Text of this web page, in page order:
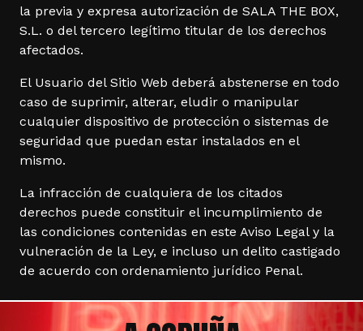
la previa y expresa autorización de SALA THE BOX,
S.L. o del tercero legítimo titular de los derechos
afectados.
El Usuario del Sitio Web deberá abstenerse en todo
caso de suprimir, alterar, eludir o manipular
cualquier dispositivo de protección o sistemas de
seguridad que puedan estar instalados en el
mismo.
La infracción de cualquiera de los citados
derechos puede constituir el incumplimiento de
las condiciones contenidas en este Aviso Legal y la
vulneración de la Ley, e incluso un delito castigado
de acuerdo con ordenamiento jurídico Penal.